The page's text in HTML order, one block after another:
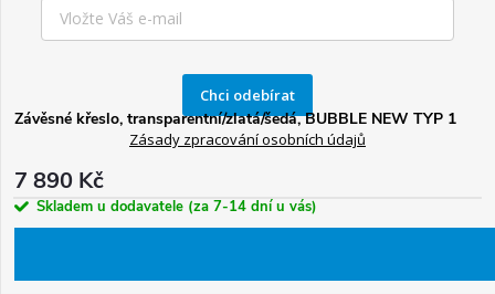
Závěsné křeslo, transparentní/zlatá/šedá, BUBBLE NEW TYP 1
7 890 Kč
Skladem u dodavatele (za 7-14 dní u vás)
Chci odebírat
Zásady zpracování osobních údajů